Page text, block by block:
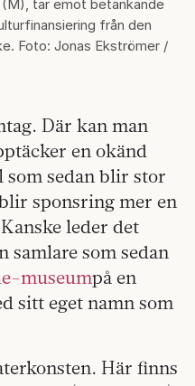
(M), tar emot betänkande
från den
Foto: Jonas Ekströmer /
Där kan man
en okänd
sedan blir stor
sponsring mer en
leder det
som sedan
museumpå en
sitt eget namn som
Här finns